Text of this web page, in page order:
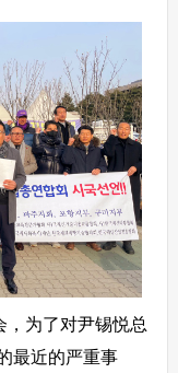
为了对尹锡悦总
最近的严重事